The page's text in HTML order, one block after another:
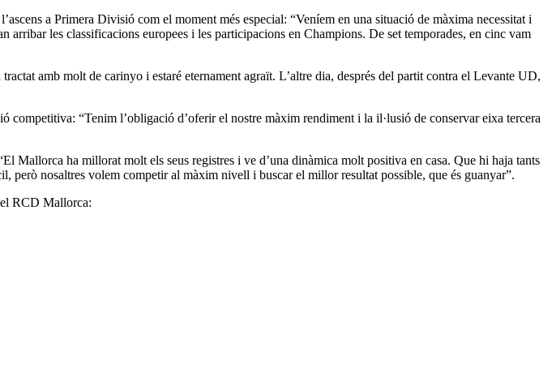
a Primera Divisió com el moment més especial: “Veníem en una situació de màxima necessitat i
les classificacions europees i les participacions en Champions. De set temporades, en cinc vam
amb molt de carinyo i estaré eternament agraït. L’altre dia, després del partit contra el Levante UD,
“Tenim l’obligació d’oferir el nostre màxim rendiment i la il·lusió de conservar eixa tercera
Mallorca ha millorat molt els seus registres i ve d’una dinàmica molt positiva en casa. Que hi haja tants
però nosaltres volem competir al màxim nivell i buscar el millor resultat possible, que és guanyar”.
RCD Mallorca: